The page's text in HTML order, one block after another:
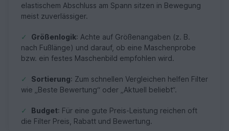
elastischem Abschluss am Spann sitzen in Bewegung
meist zuverlässiger.
✓ Größenlogik: Achte auf Größenangaben (z. B.
nach Fußlänge) und darauf, ob eine Maschenprobe
bzw. ein festes Maschenbild empfohlen wird.
✓ Sortierung: Zum schnellen Vergleichen helfen Filter
wie „Beste Bewertung“ oder „Aktuell beliebt“.
✓ Budget: Für eine gute Preis-Leistung reichen oft
die Filter Preis, Rabatt und Bewertung.